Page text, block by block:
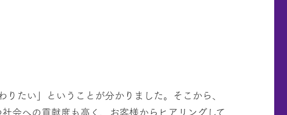
たい」ということが分かりました。そこから、
会への貢献度も高く、お客様からヒアリングして